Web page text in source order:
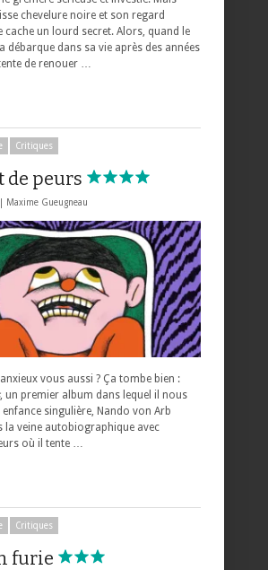
chevelure noire et son regard
cache un lourd secret. Alors, quand le
débarque dans sa vie après des années
de renouer …
Critiques
de peurs
Maxime Gueugneau
vous aussi ? Ça tombe bien :
, un premier album dans lequel il nous
singulière, Nando von Arb
la veine autobiographique avec
où il tente …
Critiques
furie